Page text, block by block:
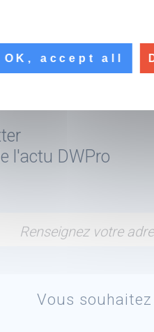
l'actu DWPro
Renseignez votre
Vous souhaitez
OK, accept all